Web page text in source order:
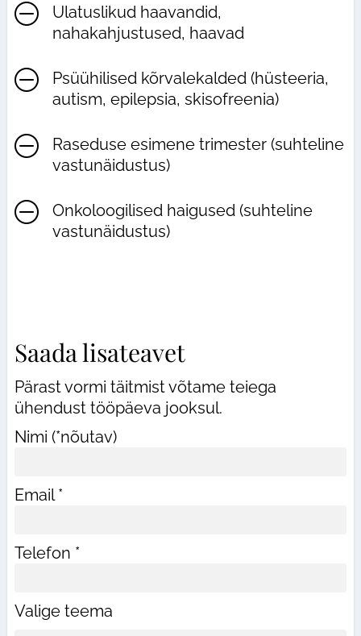
O
Ulatuslikud haavandid,
nahakahjustused, haavad
O
Psüühilised kõrvalekalded (hüsteeria,
autism, epilepsia, skisofreenia)
O
Raseduse esimene trimester (suhteline
vastunäidustus)
O
Onkoloogilised haigused (suhteline
vastunäidustus)
Saada lisateavet
Pärast vormi täitmist võtame teiega
ühendust tööpäeva jooksul.
Nimi (*nõutav)
Email *
Telefon *
Valige teema